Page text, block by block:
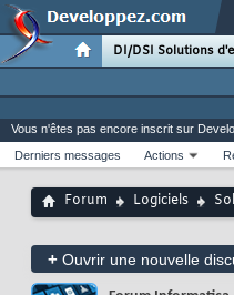
DI/DSI Solutions
Vous n'êtes pas encore inscrit sur
Derniers messages
Actions
Forum Logiciels
+ Ouvrir une nouvelle